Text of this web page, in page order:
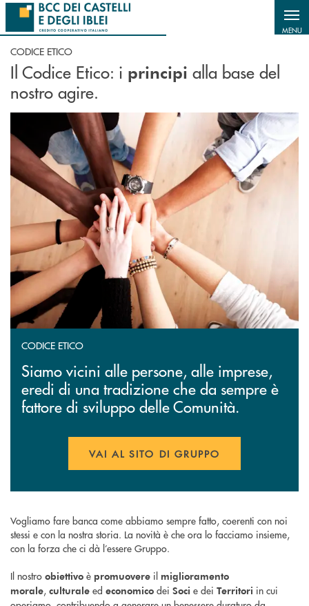
Salta al contenuto principale
MENU
CODICE ETICO
Il Codice Etico: i principi alla base del
nostro agire.
CODICE ETICO
Siamo vicini alle persone, alle imprese,
eredi di una tradizione che da sempre è
fattore di sviluppo delle Comunità.
VAI AL SITO DI GRUPPO
Vogliamo fare banca come abbiamo sempre fatto, coerenti con noi
stessi e con la nostra storia. La novità è che ora lo facciamo insieme,
con la forza che ci dà l’essere Gruppo.
Il nostro obiettivo è promuovere il miglioramento
morale, culturale ed economico dei Soci e dei Territori in cui